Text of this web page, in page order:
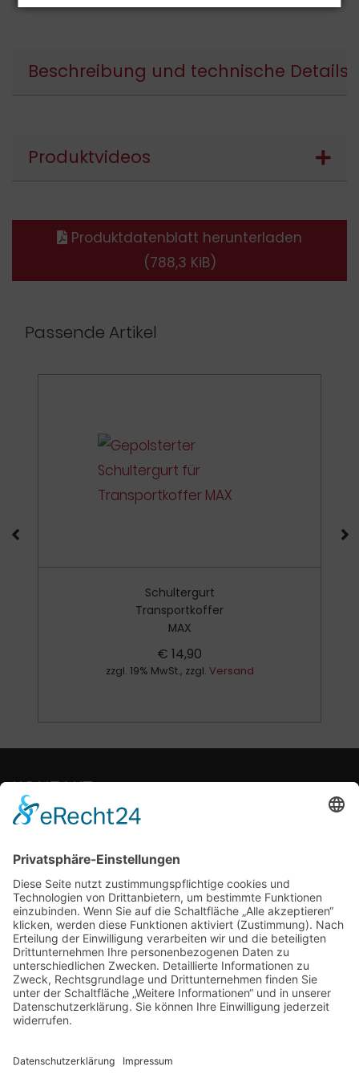
Beschreibung und technische Details
Produktvideos
Produktdatenblatt herunterladen
(788,3 KiB)
Passende Artikel
Schultergurt
Transportkoffer
MAX
€ 14,90
zzgl. 19% MwSt., zzgl. Versand
KONTAKT
Sie haben eine Frage?
+49(0) 41 31 - 26 664 24
SHOP
KOFFER
ZUBEHÖR
INDIVIDUALISIERUNG
ZAHLUNGS­MODALITÄTEN
LIEFERUNG UND VERSAND